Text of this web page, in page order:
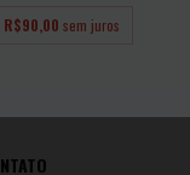
R$90,00 sem juros